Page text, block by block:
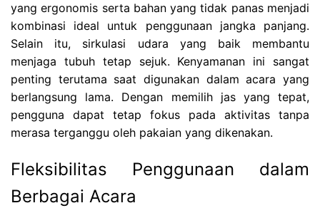
yang ergonomis serta bahan yang tidak panas menjadi
kombinasi ideal untuk penggunaan jangka panjang.
Selain itu, sirkulasi udara yang baik membantu
menjaga tubuh tetap sejuk. Kenyamanan ini sangat
penting terutama saat digunakan dalam acara yang
berlangsung lama. Dengan memilih jas yang tepat,
pengguna dapat tetap fokus pada aktivitas tanpa
merasa terganggu oleh pakaian yang dikenakan.
Fleksibilitas Penggunaan dalam
Berbagai Acara